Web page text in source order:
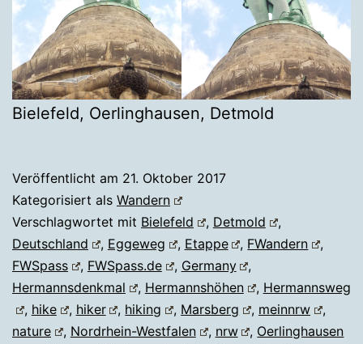
Bielefeld, Oerlinghausen, Detmold
Veröffentlicht am 21. Oktober 2017
Kategorisiert als Wandern
Verschlagwortet mit Bielefeld , Detmold
,
Deutschland
, Eggeweg , Etappe , FWandern
,
FWSpass
, FWSpass.de , Germany
,
Hermannsdenkmal
, Hermannshöhen , Hermannsweg
, hike , hiker , hiking , Marsberg , meinnrw
,
nature
, Nordrhein-Westfalen , nrw , Oerlinghausen